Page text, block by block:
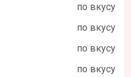
по вкусу
по вкусу
по вкусу
по вкусу